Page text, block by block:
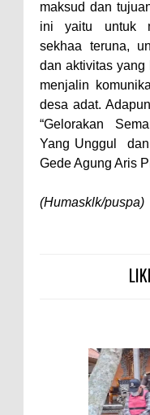
maksud dan
ini yaitu untuk
sekhaa teruna,
dan aktivitas yang
menjalin
desa adat.
“Gelorakan
Yang Unggul dan
Gede Agung Aris
(Humasklk/puspa)